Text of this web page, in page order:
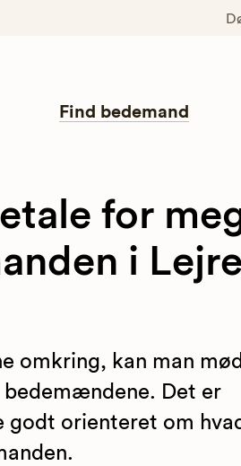
Find bedemand
for
i
omkring, kan man
Det er
orienteret om